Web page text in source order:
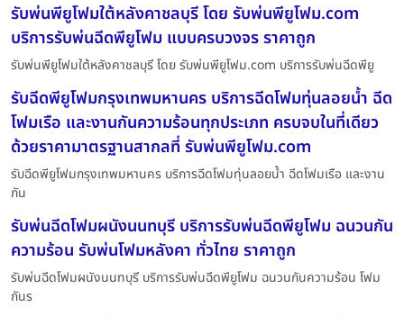
รับพ่นพียูโฟมใต้หลังคาชลบุรี โดย รับพ่นพียูโฟม.com
บริการรับพ่นฉีดพียูโฟม แบบครบวงจร ราคาถูก
รับพ่นพียูโฟมใต้หลังคาชลบุรี โดย รับพ่นพียูโฟม.com บริการรับพ่นฉีดพียู
รับฉีดพียูโฟมกรุงเทพมหานคร บริการฉีดโฟมทุ่นลอยน้ำ ฉีด
โฟมเรือ และงานกันความร้อนทุกประเภท ครบจบในที่เดียว
ด้วยราคามาตรฐานสากลที่ รับพ่นพียูโฟม.com
รับฉีดพียูโฟมกรุงเทพมหานคร บริการฉีดโฟมทุ่นลอยน้ำ ฉีดโฟมเรือ และงาน
กัน
รับพ่นฉีดโฟมผนังนนทบุรี บริการรับพ่นฉีดพียูโฟม ฉนวนกัน
ความร้อน รับพ่นโฟมหลังคา ทั่วไทย ราคาถูก
รับพ่นฉีดโฟมผนังนนทบุรี บริการรับพ่นฉีดพียูโฟม ฉนวนกันความร้อน โฟม
กันร